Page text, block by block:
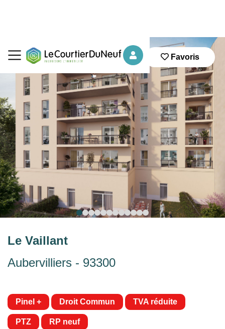
Favoris
Le Vaillant
Aubervilliers - 93300
Pinel + Droit Commun TVA réduite
PTZ RP neuf